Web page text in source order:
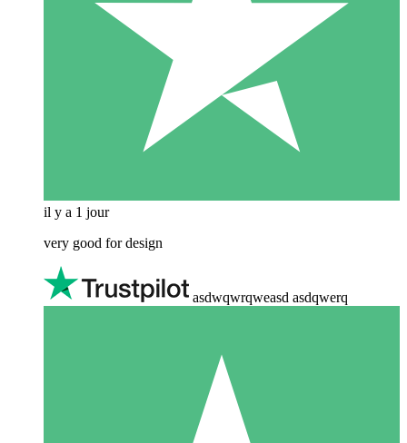
il y a 1 jour
very good for design
asdwqwrqweasd asdqwerq